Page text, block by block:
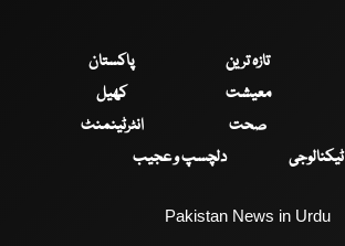
تازہ ترین
پاکستان
معیشت
کھیل
صحت
انٹرٹینمنٹ
ٹیکنالوجی
دلچسپ و عجیب
Pakistan News in Urdu